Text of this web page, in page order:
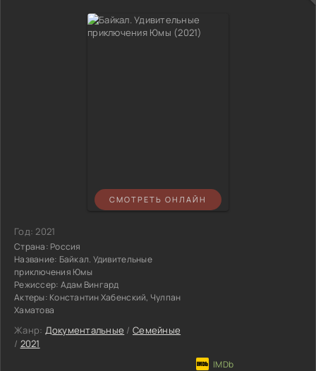
СМОТРЕТЬ ОНЛАЙН
Год:2021
Страна: Россия
Название: Байкал. Удивительные
приключения Юмы
Режиссер: Адам Вингард
Актеры: Константин Хабенский, Чулпан
Хаматова
Жанр: Документальные / Семейные
/ 2021